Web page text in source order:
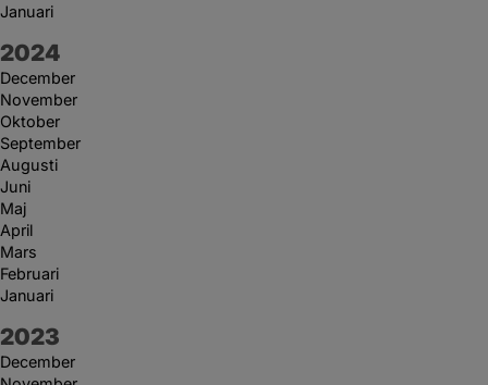
Januari
År:
2024
December
November
Oktober
September
Augusti
Juni
Maj
April
Mars
Februari
Januari
År:
2023
December